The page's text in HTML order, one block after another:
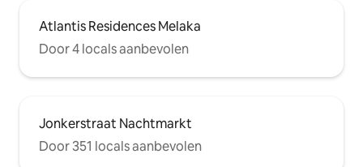
Atlantis Residences Melaka
Door 4 locals aanbevolen
Jonkerstraat Nachtmarkt
Door 351 locals aanbevolen